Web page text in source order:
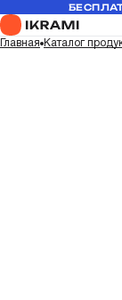
Главная Каталог